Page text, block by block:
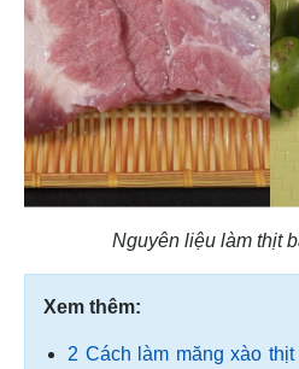
Nguyên liệu làm thịt
Xem thêm:
2 Cách làm măng xào